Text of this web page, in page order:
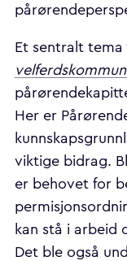
Et sentralt tema
Her er
viktige bidrag.
er behovet for
kan stå i arbeid
Det ble også